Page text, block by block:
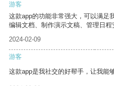
游客
这款app的功能非常强大，可以满足
编辑文档、制作演示文稿、管理日程
2024-02-09
游客
这款app是我社交的好帮手，让我能